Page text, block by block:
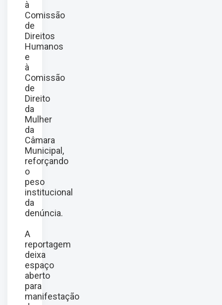
à
Comissão
de
Direitos
Humanos
e
à
Comissão
de
Direito
da
Mulher
da
Câmara
Municipal,
reforçando
o
peso
institucional
da
denúncia.
A
reportagem
deixa
espaço
aberto
para
manifestação